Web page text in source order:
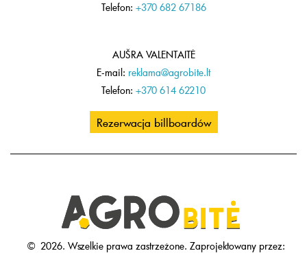
Telefon: +370 682 67186
AUŠRA VALENTAITĖ
E-mail: reklama@agrobite.lt
Telefon: +370 614 62210
Rezerwacja billboardów
© 2026. Wszelkie prawa zastrzeżone. Zaprojektowany przez: